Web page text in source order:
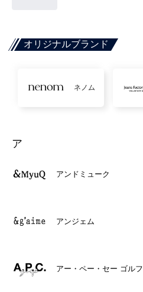
オリジナルブランド
ネノム
ア
アンドミューク
アンジェム
アー・ペー・セー ゴルフ